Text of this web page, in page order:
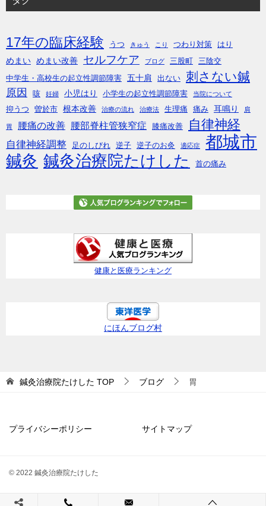
17年の臨床経験 うつ きゅう こり つわり対策 はり
めまい めまい改善 セルフケア ブログ 三股町
三陰交
中学生・高校生の起立性調節障害 五十肩 出ない 刺さない鍼
原因 咳 妊婦 小児はり 小学生の起立性調節障害 当院について
抑うつ 曽於市 根本改善 治療の流れ 治療法 生理痛 痛み 耳鳴り 肩
胃 腰痛の改善 腰部脊柱管狭窄症 膝痛改善 自律神経
自律神経調整 足のしびれ 逆子 逆子のお灸 適応症 都城市
鍼灸 鍼灸治療院たけした 首の痛み
健康と医療ランキング
にほんブログ村
鍼灸治療院たけした TOP ブログ 胃
プライバシーポリシー サイトマップ
© 2022 鍼灸治療院たけした